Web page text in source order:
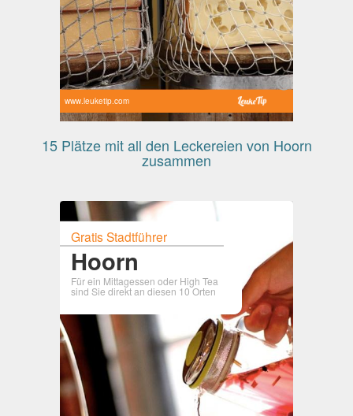
www.leuketip.com
15 Plätze mit all den Leckereien von Hoorn
zusammen
Gratis Stadtführer
Hoorn
Für ein Mittagessen oder High Tea
sind Sie direkt an diesen 10 Orten